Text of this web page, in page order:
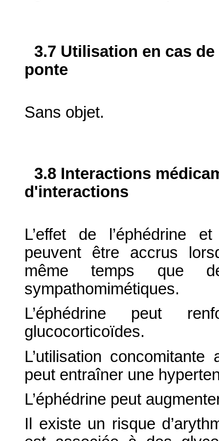
3.7 Utilisation en cas
ponte
Sans objet.
3.8 Interactions
d'interactions
L’effet de l’éphédrine
peuvent être accrus
même temps que
sympathomimétiques.
L’éphédrine peut
glucocorticoïdes.
L’utilisation
peut entraîner une
L’éphédrine peut
Il existe un risque